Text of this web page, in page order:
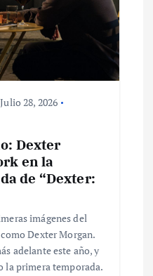
Julio 28, 2026
Dexter
en la
de “Dexter:
imágenes del
Dexter Morgan.
adelante este año, y
la primera temporada.